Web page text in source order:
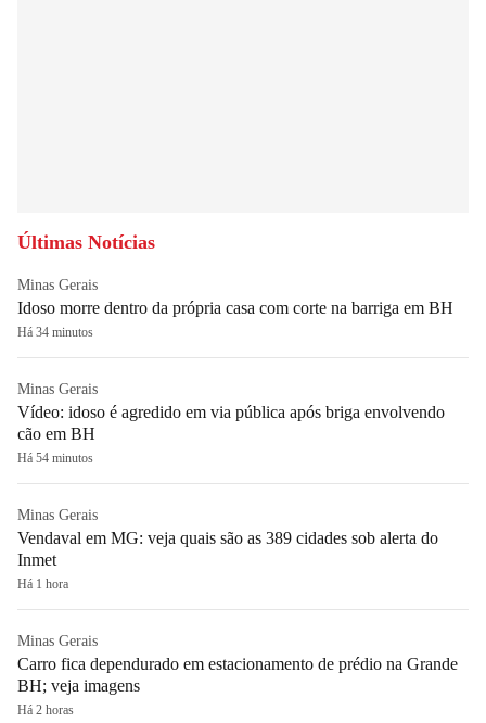
Últimas Notícias
Minas Gerais
Idoso morre dentro da própria casa com corte na barriga em BH
Há 34 minutos
Minas Gerais
Vídeo: idoso é agredido em via pública após briga envolvendo
cão em BH
Há 54 minutos
Minas Gerais
Vendaval em MG: veja quais são as 389 cidades sob alerta do
Inmet
Há 1 hora
Minas Gerais
Carro fica dependurado em estacionamento de prédio na Grande
BH; veja imagens
Há 2 horas